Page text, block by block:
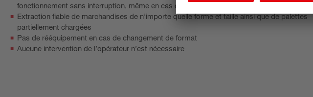
fonctionnement sans interruption, même en cas de changements de chargements
Extraction fiable de marchandises de n’importe quelle forme et taille ainsi que de palettes
partiellement chargées
Pas de rééquipement en cas de changement de format
Aucune intervention de l’opérateur n’est nécessaire